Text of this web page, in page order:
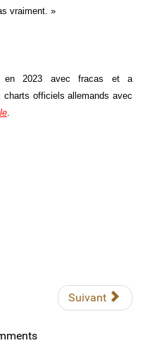
vraiment. »
en 2023 avec fracas et a
officiels allemands avec
Suivant